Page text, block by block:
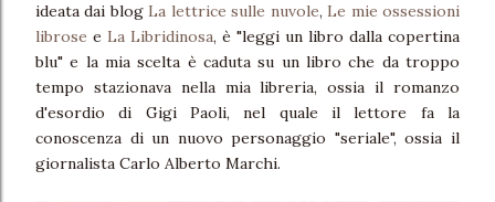
ideata dai blogLa lettrice sulle nuvole,Le mie ossessioni
librose e La Libridinosa, è "leggi un libro dalla copertina
blu" e la mia scelta è caduta su un libro che da troppo
tempo stazionava nella mia libreria, ossia il romanzo
d'esordio di Gigi Paoli, nel quale il lettore fa la
conoscenza di un nuovo personaggio "seriale", ossia il
giornalista Carlo Alberto Marchi.